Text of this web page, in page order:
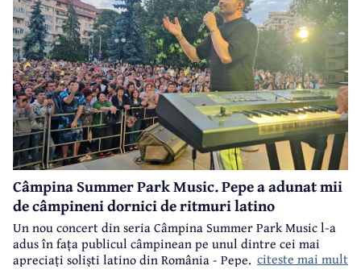
Câmpina Summer Park Music. Pepe a adunat mii
de câmpineni dornici de ritmuri latino
Un nou concert din seria Câmpina Summer Park Music l-a
adus în fața publicul câmpinean pe unul dintre cei mai
apreciați soliști latino din România - Pepe. citeste mai mult